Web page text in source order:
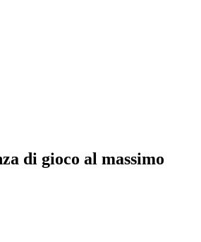
di gioco al massimo